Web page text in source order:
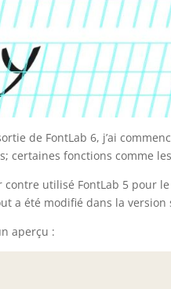
de FontLab 6, j’ai
certaines fonctions comme
contre utilisé FontLab 5 pour
a été modifié dans la version
aperçu :